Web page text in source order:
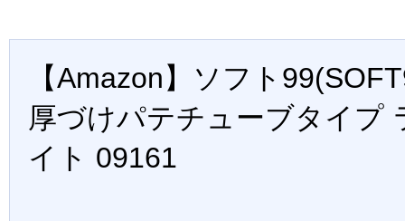
【Amazon】ソフト
厚づけパテチューブタイプ
イト 09161